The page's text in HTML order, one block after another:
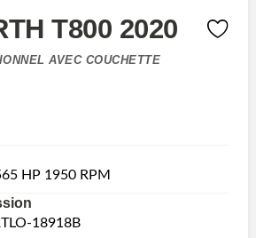
T800 2020
AVEC COUCHETTE
HP 1950 RPM
18918B